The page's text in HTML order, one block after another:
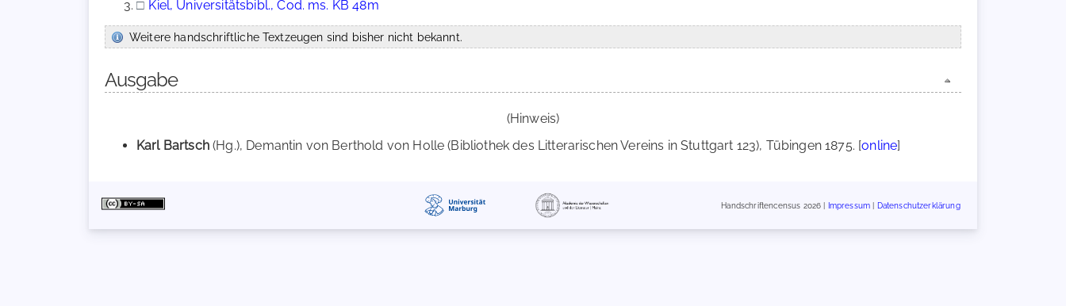
□ Kiel, Universitätsbibl., Cod. ms. KB 48m
Weitere handschriftliche Textzeugen sind bisher nicht bekannt.
Ausgabe
(Hinweis)
Karl Bartsch(Hg.), Demantin von Berthold von Holle (Bibliothek des Litterarischen Vereins in Stuttgart 123), Tübingen 1875. [online]
Handschriftencensus 2026 | Impressum Datenschutzerklärung